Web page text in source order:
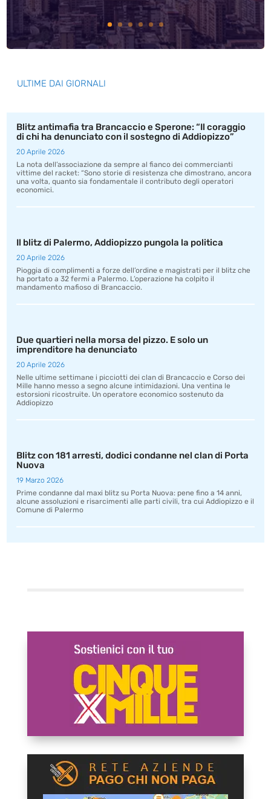
ULTIME DAI GIORNALI
Blitz antimafia tra Brancaccio e Sperone: “Il coraggio
di chi ha denunciato con il sostegno di Addiopizzo”
20 Aprile 2026
La nota dell’associazione da sempre al fianco dei commercianti
vittime del racket: “Sono storie di resistenza che dimostrano, ancora
una volta, quanto sia fondamentale il contributo degli operatori
economici.
Il blitz di Palermo, Addiopizzo pungola la politica
20 Aprile 2026
Pioggia di complimenti a forze dell’ordine e magistrati per il blitz che
ha portato a 32 fermi a Palermo. L’operazione ha colpito il
mandamento mafioso di Brancaccio.
Due quartieri nella morsa del pizzo. E solo un
imprenditore ha denunciato
20 Aprile 2026
Nelle ultime settimane i picciotti dei clan di Brancaccio e Corso dei
Mille hanno messo a segno alcune intimidazioni. Una ventina le
estorsioni ricostruite. Un operatore economico sostenuto da
Addiopizzo
Blitz con 181 arresti, dodici condanne nel clan di Porta
Nuova
19 Marzo 2026
Prime condanne dal maxi blitz su Porta Nuova: pene fino a 14 anni,
alcune assoluzioni e risarcimenti alle parti civili, tra cui Addiopizzo e il
Comune di Palermo